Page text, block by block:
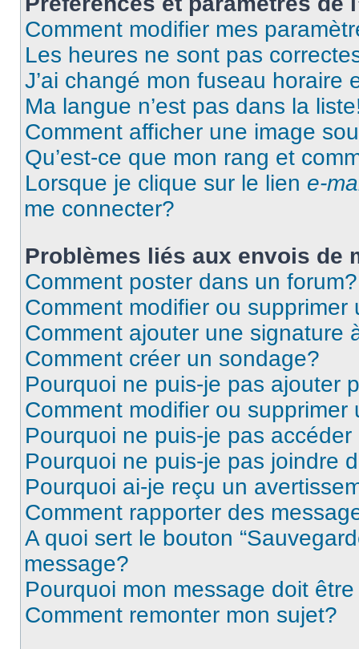
Comment modifier mes
Les heures ne sont pas
J’ai changé mon fuseau horaire
Ma langue n’est pas dans la
Comment afficher une image
Qu’est-ce que mon rang et
Lorsque je clique sur le lien e-
me connecter?
Problèmes liés aux envois de
Comment poster dans un forum?
Comment modifier ou supprimer
Comment ajouter une signature
Comment créer un sondage?
Pourquoi ne puis-je pas ajouter
Comment modifier ou supprimer
Pourquoi ne puis-je pas
Pourquoi ne puis-je pas joindre
Pourquoi ai-je reçu un
Comment rapporter des
A quoi sert le bouton
message?
Pourquoi mon message doit
Comment remonter mon sujet?